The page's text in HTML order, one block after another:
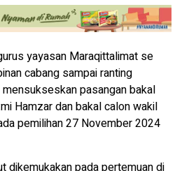
yayasan Maraqittalimat se
cabang sampai ranting
pasangan bakal
Hamzar dan bakal calon wakil
pemilihan 27 November 2024